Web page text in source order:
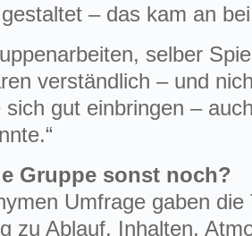
– das kam an
selber
verständlich – und
sich gut einbringen –
Gruppe sonst noch?
Umfrage gaben die
zu Ablauf, Inhalten,